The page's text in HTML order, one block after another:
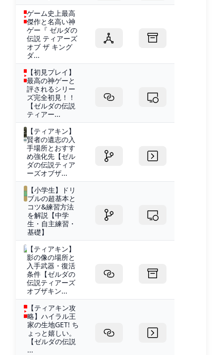
ゲーム史上最高
傑作と名高い神
ゲー『 ゼルダの
伝説 ティアーズ
オブ ザ キング
ダ...
【初見プレイ】
最高の神ゲーと
評されるシリー
ズ完全初見！！
【ゼルダの伝説
ティアー...
【ティアキン】
賢者の遺志の入
手場所とおすす
め強化先【ゼル
ダの伝説ティア
ーズオブザ...
【小学生】ドリ
ブルの超基本と
コツ&練習方法
を解説【中学
生・自主練習・
基礎】
【ティアキン】
影の像の場所と
入手武器・復活
条件【ゼルダの
伝説ティアーズ
オブザキン...
【ティアキン攻
略】ハイラル王
家の生地GET! ち
ょっと嬉しい。
【ゼルダの伝説
...